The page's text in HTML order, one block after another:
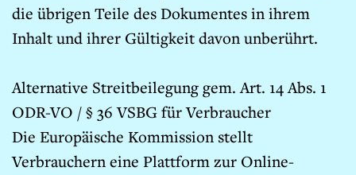
die übrigen Teile des Dokumentes in ihrem
Inhalt und ihrer Gültigkeit davon unberührt.
Alternative Streitbeilegung gem. Art. 14 Abs. 1
ODR-VO / § 36 VSBG für Verbraucher
Die Europäische Kommission stellt
Verbrauchern eine Plattform zur Online-